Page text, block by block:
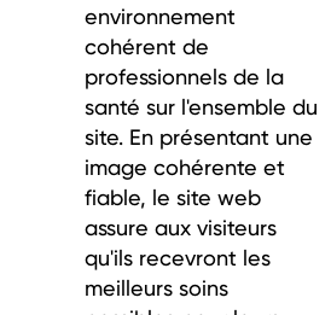
environnement
cohérent de
professionnels de la
santé sur l'ensemble du
site. En présentant une
image cohérente et
fiable, le site web
assure aux visiteurs
qu'ils recevront les
meilleurs soins